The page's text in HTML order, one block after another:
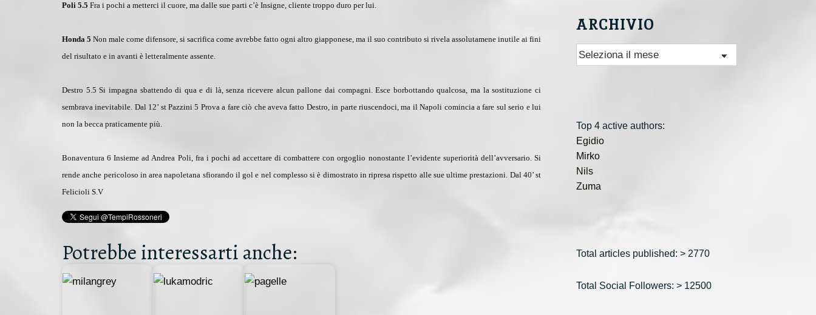
Poli 5.5 Fra i pochi a metterci il cuore, ma dalle sue parti c’è Insigne, cliente troppo duro per lui.
Honda 5 Non male come difensore, si sacrifica come avrebbe fatto ogni altro giapponese, ma il suo contributo si rivela assolutamene inutile ai fini
del risultato e in avanti è letteralmente assente.
Destro 5.5 Si impagna sbattendo di qua e di là, senza ricevere alcun pallone dai compagni. Esce borbottando qualcosa, ma la sostituzione ci
sembrava inevitabile. Dal 12’ st Pazzini 5 Prova a fare ciò che aveva fatto Destro, in parte riuscendoci, ma il Napoli comincia a fare sul serio e lui
non la becca praticamente più.
Bonaventura 6 Insieme ad Andrea Poli, fra i pochi ad accettare di combattere con orgoglio nonostante l’evidente superiorità dell’avversario. Si
rende anche pericoloso in area napoletana sfiorando il gol e nel complesso si è dimostrato in ripresa rispetto alle sue ultime prestazioni. Dal 40’ st
Felicioli S.V
Potrebbe interessarti anche:
ARCHIVIO
Archivio
Top 4 active authors:
Egidio
Mirko
Nils
Zuma
Total articles published: > 2770
Total Social Followers: > 12500